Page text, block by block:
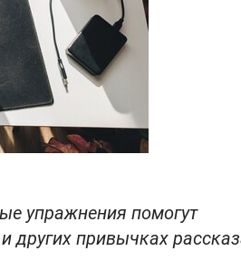
упражнения помогут
других привычках